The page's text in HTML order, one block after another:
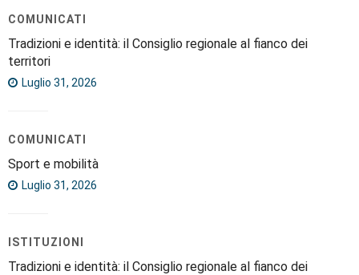
COMUNICATI
Tradizioni e identità: il Consiglio regionale al fianco dei
territori
Luglio 31, 2026
COMUNICATI
Sport e mobilità
Luglio 31, 2026
ISTITUZIONI
Tradizioni e identità: il Consiglio regionale al fianco dei